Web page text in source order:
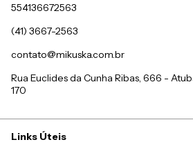
554136672563
(41) 3667-2563
contato@mikuska.com.br
Rua Euclides da Cunha Ribas, 666 -
170
Links Úteis